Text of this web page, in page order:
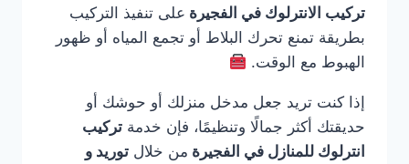
تركيب الانترلوك في الفجيرة على تنفيذ التركيب
بطريقة تمنع تحرك البلاط أو تجمع المياه أو ظهور
الهبوط مع الوقت.
إذا كنت تريد جعل مدخل منزلك أو حوشك أو
حديقتك أكثر جمالًا وتنظيمًا، فإن خدمة تركيب
انترلوك للمنازل في الفجيرة من خلال توريد و